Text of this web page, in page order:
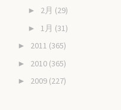
► 2月 (29)
► 1月 (31)
► 2011 (365)
► 2010 (365)
► 2009 (227)